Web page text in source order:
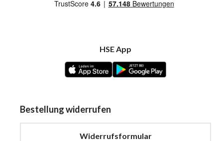
HSE App
Bestellung widerrufen
Widerrufsformular